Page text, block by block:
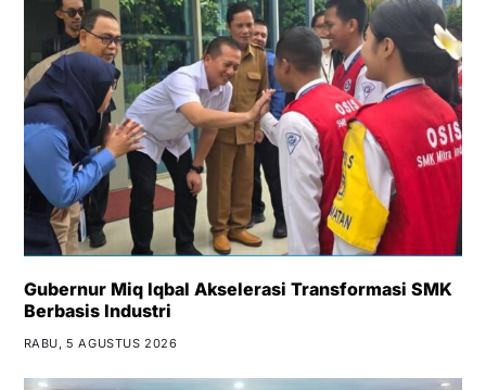
Gubernur Miq Iqbal Akselerasi Transformasi SMK
Berbasis Industri
RABU, 5 AGUSTUS 2026